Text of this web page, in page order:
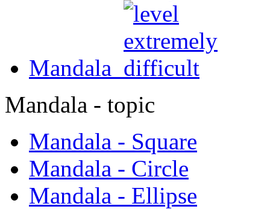
Mandala
Mandala - topic
Mandala - Square
Mandala - Circle
Mandala - Ellipse